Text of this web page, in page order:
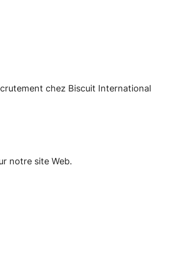
chez Biscuit International
notre site Web.